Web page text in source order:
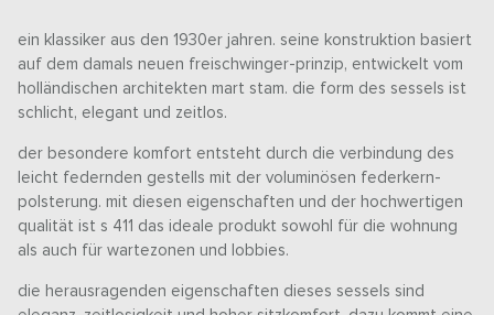
ein klassiker aus den 1930er jahren. seine konstruktion basiert
auf dem damals neuen freischwinger-prinzip, entwickelt vom
holländischen architekten mart stam. die form des sessels ist
schlicht, elegant und zeitlos.
der besondere komfort entsteht durch die verbindung des
leicht federnden gestells mit der voluminösen federkern-
polsterung. mit diesen eigenschaften und der hochwertigen
qualität ist s 411 das ideale produkt sowohl für die wohnung
als auch für wartezonen und lobbies.
die herausragenden eigenschaften dieses sessels sind